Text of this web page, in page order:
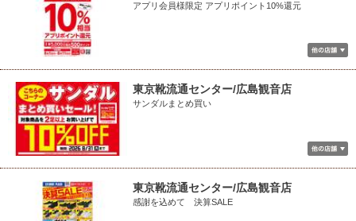
アプリ会員様限定 アプリポイント10%還元
東京靴流通センター/広島観音店
サンダルまとめ買い
東京靴流通センター/広島観音店
感謝を込めて 決算SALE